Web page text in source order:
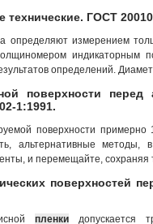
технические. ГОСТ
определяют измерением
индикаторным
определений.
поверхности перед
1:1991.
поверхности
альтернативные методы,
и перемещайте, сохраняя
поверхностей
пленки допускается